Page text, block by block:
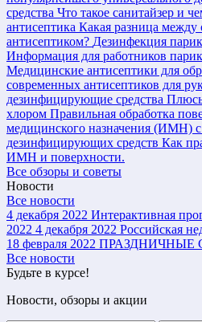
средства Что такое санитайзер и
антисептика Какая разница между
антисептиком? Дезинфекция
Информация для работников
Медицинские антисептики для
современных антисептиков для
дезинфицирующие средства
хлором Правильная обработка
медицинского назначения (ИМН)
дезинфицирующих средств Как
ИМН и поверхности.
Все обзоры и советы
Новости
Все новости
4 декабря 2022 Интерактивная
2022 4 декабря 2022 Российская
18 февраля 2022 ПРАЗДНИЧНЫЕ
Все новости
Будьте в курсе!
Новости, обзоры и акции